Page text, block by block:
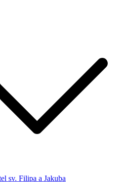
sv. Filipa a Jakuba